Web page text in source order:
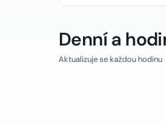
Denní a
Aktualizuje se každou hodinu